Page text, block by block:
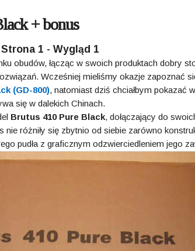
+ bonus
Strona 1 - Wygląd 1
obudów, łącząc w swoich produktach dobry
Wcześniej mieliśmy okazje zapoznać
(GD-800), natomiast dziś chciałbym pokazać
się w dalekich Chinach.
Brutus 410 Pure Black, dołączający do
nie różniły się zbytnio od siebie zarówno
pudła z graficznym odzwierciedleniem jego